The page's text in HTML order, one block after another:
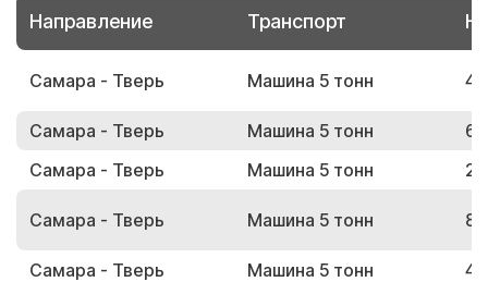
Направление Транспорт
Самара - Тверь Машина 5 тонн
Самара - Тверь Машина 5 тонн
Самара - Тверь
Машина 5 тонн
Самара - Тверь Машина 5 тонн
Самара - Тверь Машина 5 тонн